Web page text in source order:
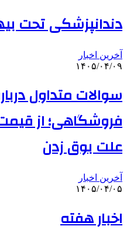
دندانپزشکی تحت
آخرین اخبار
۱۴۰۵/۰۴/۰۹
سوالات متداول
فروشگاهی؛ از
علت بوق زدن
آخرین اخبار
۱۴۰۵/۰۴/۰۵
اخبار هفته